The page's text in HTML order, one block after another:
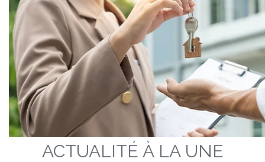
ACTUALITÉ À LA UNE